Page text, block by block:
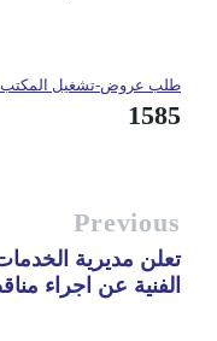
طلب عروض-تشغيل المكتب
1585
Previous
تعلن مديرية
الفنية عن اجراء